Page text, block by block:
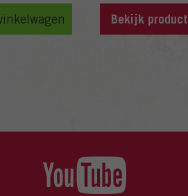
Bekijk product